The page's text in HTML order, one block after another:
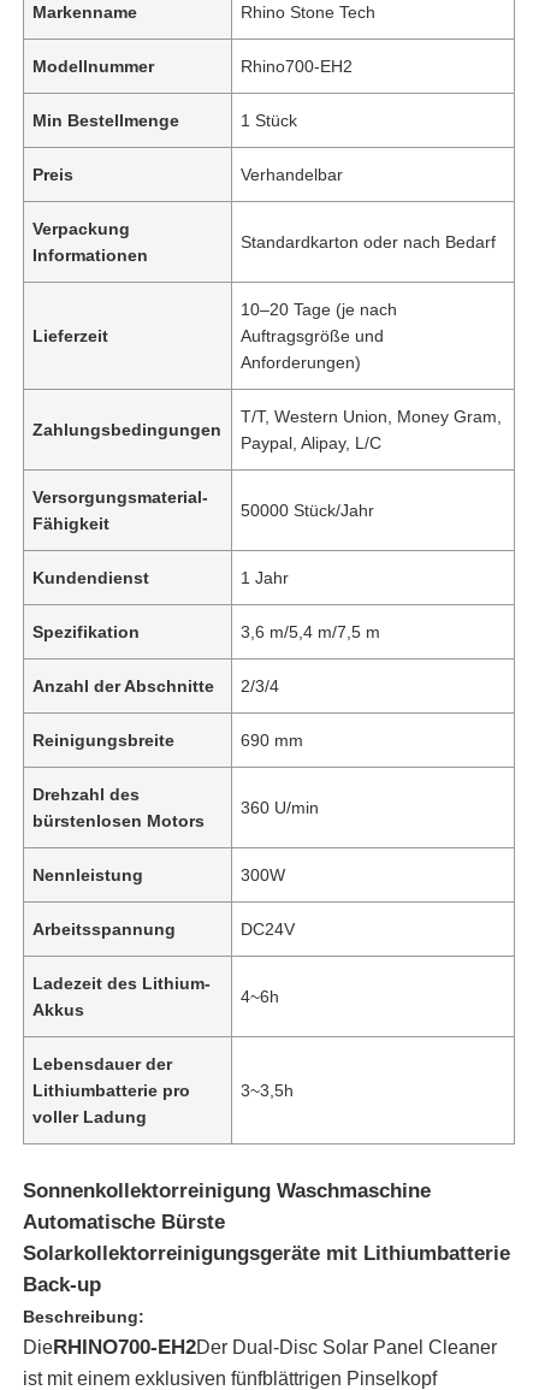
Markenname Rhino Stone Tech
Modellnummer Rhino700-EH2
Min Bestellmenge 1 Stück
Preis Verhandelbar
Verpackung
Informationen
Standardkarton oder nach Bedarf
Lieferzeit
10–20 Tage (je nach
Auftragsgröße und
Anforderungen)
Zahlungsbedingungen
T/T, Western Union, Money Gram,
Paypal, Alipay, L/C
Versorgungsmaterial-
Fähigkeit
50000 Stück/Jahr
Kundendienst 1 Jahr
Spezifikation 3,6 m/5,4 m/7,5 m
Anzahl der Abschnitte 2/3/4
Reinigungsbreite 690 mm
Drehzahl des
bürstenlosen Motors
360 U/min
Nennleistung 300W
Arbeitsspannung DC24V
Ladezeit des Lithium-
Akkus
4~6h
Lebensdauer der
Lithiumbatterie pro
voller Ladung
3~3,5h
Sonnenkollektorreinigung Waschmaschine
Automatische Bürste
Solarkollektorreinigungsgeräte mit Lithiumbatterie
Back-up
Beschreibung:
DieRHINO700-EH2Der Dual-Disc Solar Panel Cleaner
ist mit einem exklusiven fünfblättrigen Pinselkopf